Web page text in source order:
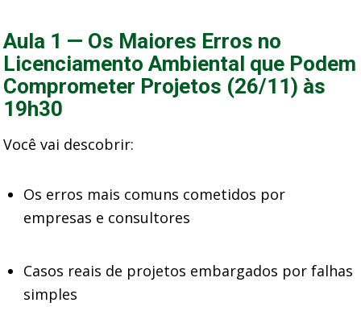
Aula 1 — Os Maiores Erros no
Licenciamento Ambiental que Podem
Comprometer Projetos (26/11) às
19h30
Você vai descobrir:
Os erros mais comuns cometidos por
empresas e consultores
Casos reais de projetos embargados por falhas
simples